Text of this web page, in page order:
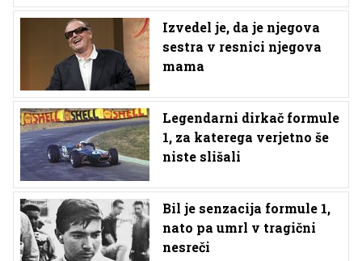
Izvedel je, da je njegova
sestra v resnici njegova
mama
Legendarni dirkač formule
1, za katerega verjetno še
niste slišali
Bil je senzacija formule 1,
nato pa umrl v tragični
nesreči